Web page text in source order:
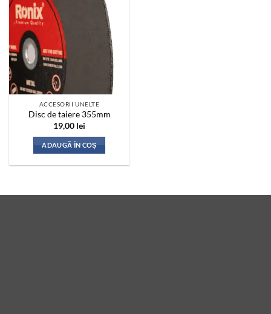
ACCESORII UNELTE
Disc de taiere 355mm
19,00 lei
ADAUGĂ ÎN COȘ